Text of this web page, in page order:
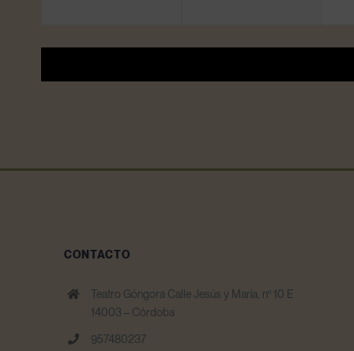
CONTACTO
Teatro Góngora Calle Jesús y María, nº 10 E
14003 – Córdoba
957480237